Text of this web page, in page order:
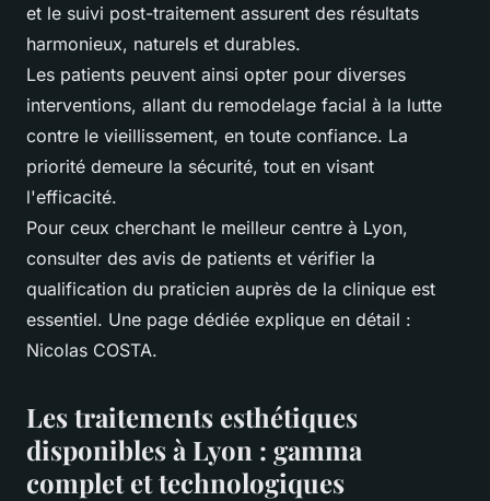
et le suivi post-traitement assurent des résultats
harmonieux, naturels et durables.
Les patients peuvent ainsi opter pour diverses
interventions, allant du remodelage facial à la lutte
contre le vieillissement, en toute confiance. La
priorité demeure la sécurité, tout en visant
l'efficacité.
Pour ceux cherchant le meilleur centre à Lyon,
consulter des avis de patients et vérifier la
qualification du praticien auprès de la clinique est
essentiel. Une page dédiée explique en détail :
Nicolas COSTA.
Les traitements esthétiques
disponibles à Lyon : gamma
complet et technologiques